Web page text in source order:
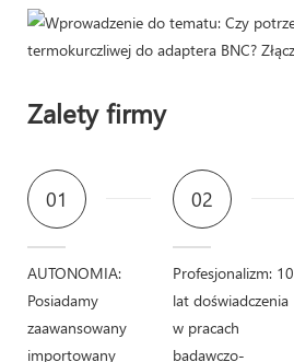
Zalety firmy
01
AUTONOMIA:
Posiadamy
zaawansowany
importowany
02
Profesjonalizm: 10
lat doświadczenia
w pracach
badawczo-